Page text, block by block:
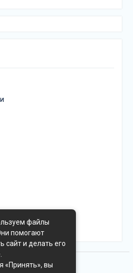
файлы
помогают
сайт и делать его
«Принять», вы